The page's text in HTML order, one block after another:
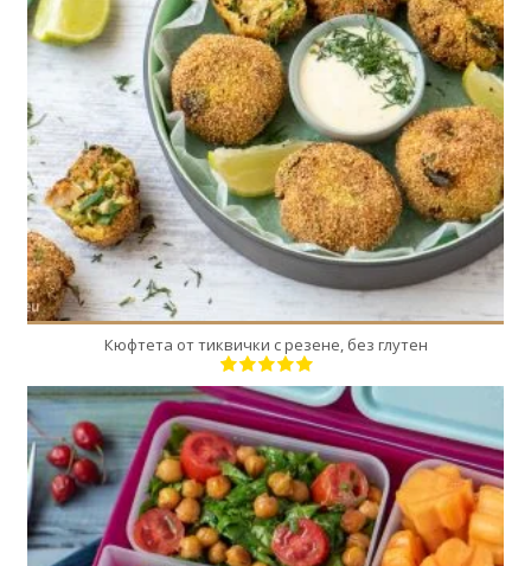
15
4
35 Min
Кюфтета от тиквички с резене, без глутен